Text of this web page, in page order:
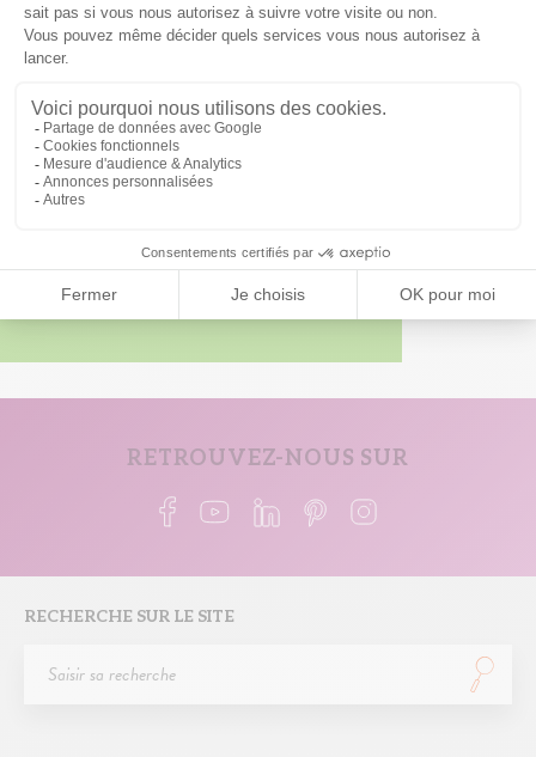
Soyez les premiers avertis
Être informé
RETROUVEZ-NOUS SUR
RECHERCHE SUR LE SITE